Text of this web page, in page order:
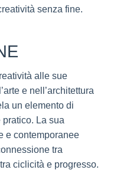
senza fine.
alle sue
e nell’architettura
un elemento di
La sua
e contemporanee
tra
ciclicità e progresso.